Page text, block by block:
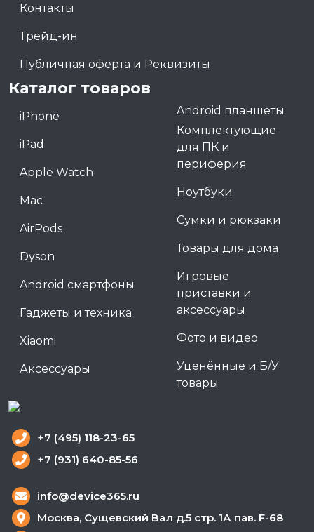
Контакты
Трейд-ин
Публичная оферта и Реквизиты
Каталог товаров
iPhone
iPad
Apple Watch
Mac
AirPods
Dyson
Android смартфоны
Гаджеты и техника
Xiaomi
Аксессуары
Android планшеты
Комплектующие
для ПК и
периферия
Ноутбуки
Сумки и рюкзаки
Товары для дома
Игровые
приставки и
аксессуары
Фото и видео
Уценённые и Б/У
товары
+7 (495) 118-23-65
+7 (931) 640-85-56
info@device365.ru
Москва, Сущевский Вал д.5 стр. 1А пав. F-68